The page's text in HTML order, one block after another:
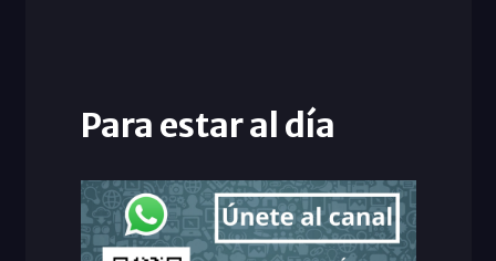
Para estar al día